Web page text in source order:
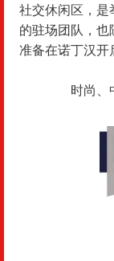
社交休闲区，
的驻场团队，也
准备在诺丁汉开
时尚、